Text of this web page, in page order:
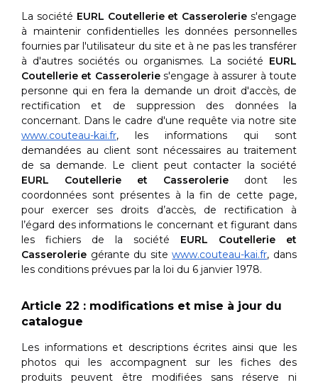
La société EURL Coutellerie et Casserolerie s'engage
à maintenir confidentielles les données personnelles
fournies par l'utilisateur du site et à ne pas les transférer
à d'autres sociétés ou organismes. La société EURL
Coutellerie et Casseroleries'engage à assurer à toute
personne qui en fera la demande un droit d'accès, de
rectification et de suppression des données la
concernant. Dans le cadre d'une requête via notre site
www.couteau-kai.fr, les informations qui sont
demandées au client sont nécessaires au traitement
de sa demande. Le client peut contacter la société
EURL Coutellerie et Casserolerie dont les
coordonnées sont présentes à la fin de cette page,
pour exercer ses droits d’accès, de rectification à
l’égard des informations le concernant et figurant dans
les fichiers de la société EURL Coutellerie et
Casserolerie gérante du sitewww.couteau-kai.fr, dans
les conditions prévues par la loi du 6 janvier 1978.
Article 22 : modifications et mise à jour du
catalogue
Les informations et descriptions écrites ainsi que les
photos qui les accompagnent sur les fiches des
produits peuvent être modifiées sans réserve ni